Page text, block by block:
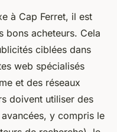
à Cap Ferret, il est
bons acheteurs. Cela
ciblées dans
web spécialisés
et des réseaux
doivent utiliser des
y compris le